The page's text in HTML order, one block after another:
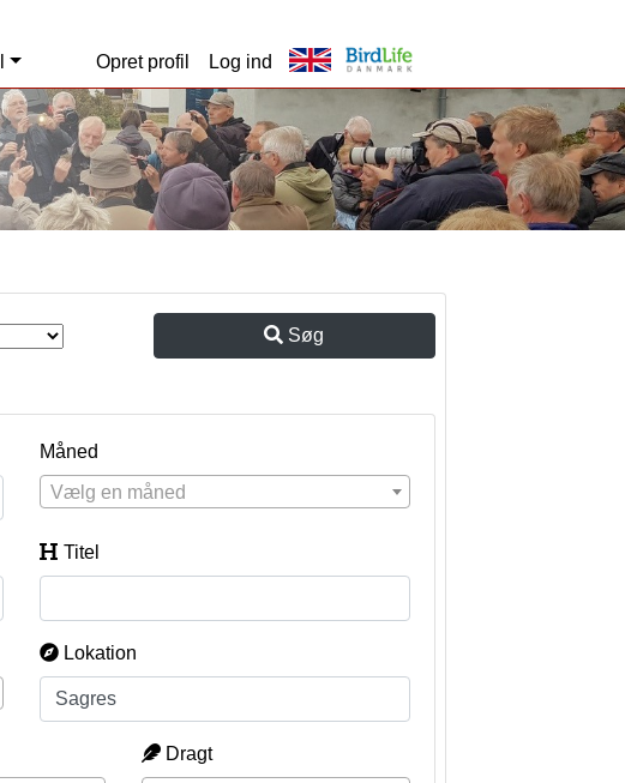
Opret profil Log ind
Søg
Måned
Vælg en måned
Titel
Lokation
Dragt